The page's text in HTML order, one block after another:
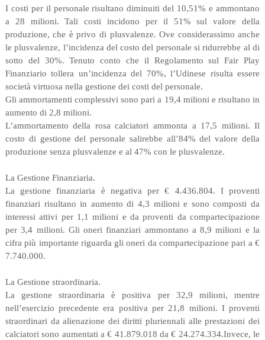
I costi per il personale risultano diminuiti del 10,51% e ammontano
a 28 milioni. Tali costi incidono per il 51% sul valore della
produzione, che è privo di plusvalenze. Ove considerassimo anche
le plusvalenze, l’incidenza del costo del personale si ridurrebbe al di
sotto del 30%. Tenuto conto che il Regolamento sul Fair Play
Finanziario tollera un’incidenza del 70%, l’Udinese risulta essere
società virtuosa nella gestione dei costi del personale.
Gli ammortamenti complessivi sono pari a 19,4 milioni e risultano in
aumento di 2,8 milioni.
L’ammortamento della rosa calciatori ammonta a 17,5 milioni. Il
costo di gestione del personale salirebbe all’84% del valore della
produzione senza plusvalenze e al 47% con le plusvalenze.
La Gestione Finanziaria.
La gestione finanziaria è negativa per € 4.436.804. I proventi
finanziari risultano in aumento di 4,3 milioni e sono composti da
interessi attivi per 1,1 milioni e da proventi da compartecipazione
per 3,4 milioni. Gli oneri finanziari ammontano a 8,9 milioni e la
cifra più importante riguarda gli oneri da compartecipazione pari a €
7.740.000.
La Gestione straordinaria.
La gestione straordinaria è positiva per 32,9 milioni, mentre
nell’esercizio precedente era positiva per 21,8 milioni. I proventi
straordinari da alienazione dei diritti pluriennali alle prestazioni dei
calciatori sono aumentati a € 41.879.018 da € 24.274.334.Invece, le